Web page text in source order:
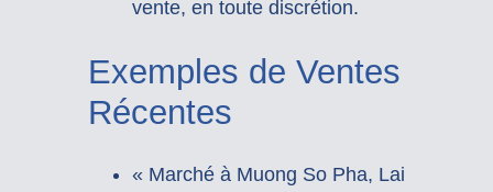
vente, en toute discrétion.
Exemples de Ventes
Récentes
« Marché à Muong So Pha, Lai